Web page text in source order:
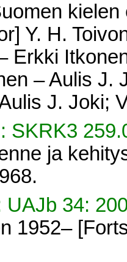
Y. H.
Erkki
– Aulis J.
J. Joki;
SKRK3
ja
UAJb 34:
1952–